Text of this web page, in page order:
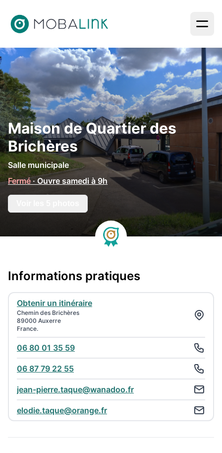
Revenir aux liens d’accès rapide
Maison de Quartier des
Brichères
Salle municipale
Fermé · Ouvre samedi à 9h
Informations pratiques
Obtenir un itinéraire
Chemin des Brichères
89000 Auxerre
France.
06 80 01 35 59
06 87 79 22 55
jean-pierre.taque@wanadoo.fr
elodie.taque@orange.fr